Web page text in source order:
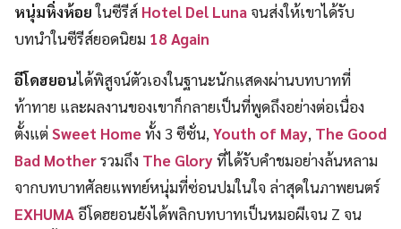
หนุ่มหิ่งห้อยในซีรีส์ Hotel Del Luna จนส่งให้เขาได้รับ
บทนำในซีรีส์ยอดนิยม 18 Again
อีโดฮยอนได้พิสูจน์ตัวเองในฐานะนักแสดงผ่านบทบาทที่
ท้าทาย และผลงานของเขาก็กลายเป็นที่พูดถึงอย่างต่อเนื่อง
ตั้งแต่Sweet Homeทั้ง 3 ซีซั่น, Youth of May, The Good
Bad Motherรวมถึง The Gloryที่ได้รับคำชมอย่างล้นหลาม
จากบทบาทศัลยแพทย์หนุ่มที่ซ่อนปมในใจ ล่าสุดในภาพยนตร์
EXHUMA อีโดฮยอนยังได้พลิกบทบาทเป็นหมอผีเจน Z จน